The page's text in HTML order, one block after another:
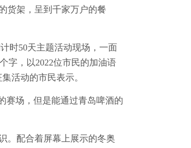
货架，呈到千家万户的餐
时50天主题活动现场，一面
字，以2022位市民的加油语
活动的市民表示。
场，但是能通过青岛啤酒的
配合着屏幕上展示的冬奥